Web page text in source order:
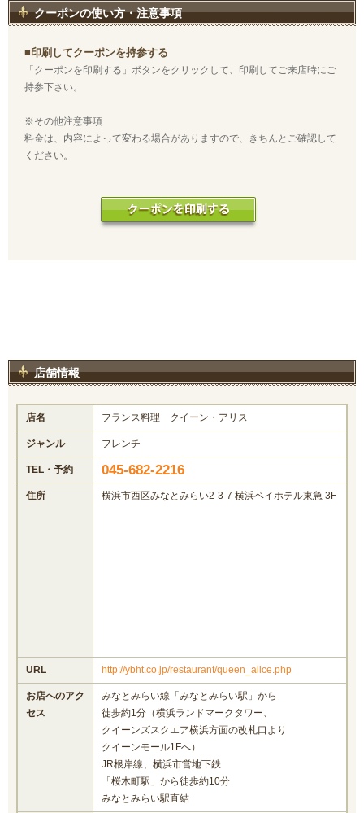
クーポンの使い方・注意事項
■印刷してクーポンを持参する
「クーポンを印刷する」ボタンをクリックして、印刷してご来店時にご
持参下さい。
※その他注意事項
料金は、内容によって変わる場合がありますので、きちんとご確認して
ください。
店舗情報
店名 フランス料理 クイーン・アリス
ジャンル フレンチ
TEL・予約 045-682-2216
住所 横浜市西区みなとみらい2-3-7 横浜ベイホテル東急 3F
URL http://ybht.co.jp/restaurant/queen_alice.php
お店へのアク
セス
みなとみらい線「みなとみらい駅」から
徒歩約1分（横浜ランドマークタワー、
クイーンズスクエア横浜方面の改札口より
クイーンモール1Fへ）
JR根岸線、横浜市営地下鉄
「桜木町駅」から徒歩約10分
みなとみらい駅直結